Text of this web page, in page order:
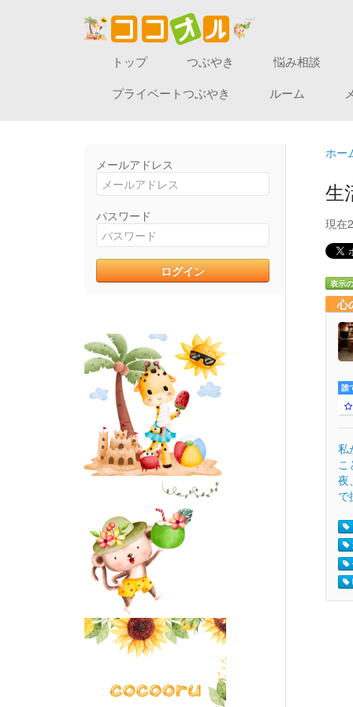
トップ つぶやき
悩み相談
プライベートつぶやき
ルーム
メールアドレス
パスワード
ホー
生
現在
表示
心
誰
私
夜
で